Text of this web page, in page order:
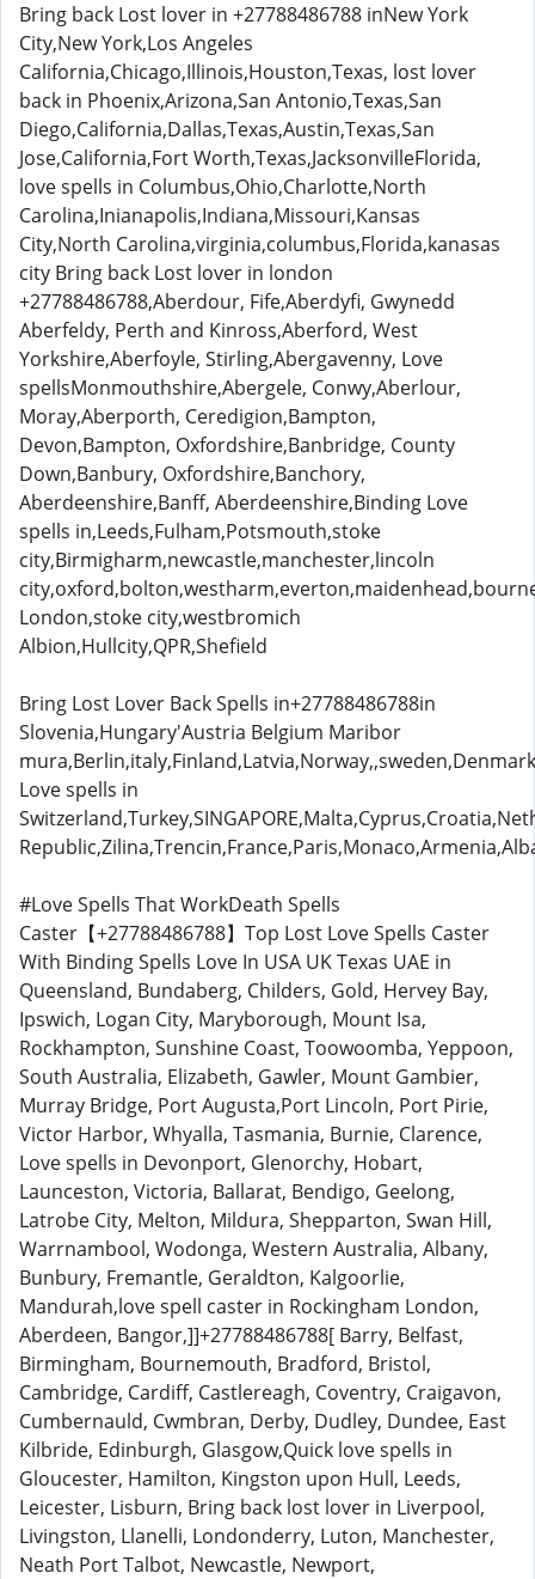
Bring back Lost lover in +27788486788 inNew York
City,New York,Los Angeles
California,Chicago,Illinois,Houston,Texas, lost lover
back in Phoenix,Arizona,San Antonio,Texas,San
Diego,California,Dallas,Texas,Austin,Texas,San
Jose,California,Fort Worth,Texas,JacksonvilleFlorida,
love spells in Columbus,Ohio,Charlotte,North
Carolina,Inianapolis,Indiana,Missouri,Kansas
City,North Carolina,virginia,columbus,Florida,kanasas
city Bring back Lost lover in london
+27788486788,Aberdour, Fife,Aberdyfi, Gwynedd
Aberfeldy, Perth and Kinross,Aberford, West
Yorkshire,Aberfoyle, Stirling,Abergavenny, Love
spellsMonmouthshire,Abergele, Conwy,Aberlour,
Moray,Aberporth, Ceredigion,Bampton,
Devon,Bampton, Oxfordshire,Banbridge, County
Down,Banbury, Oxfordshire,Banchory,
Aberdeenshire,Banff, Aberdeenshire,Binding Love
spells in,Leeds,Fulham,Potsmouth,stoke
city,Birmigharm,newcastle,manchester,lincoln
London,stoke city,westbromich
Albion,Hullcity,QPR,Shefield
Bring Lost Lover Back Spells in+27788486788in
Slovenia,Hungary'Austria Belgium Maribor
Love spells in
#Love Spells That WorkDeath Spells
Caster【+27788486788】Top Lost Love Spells Caster
With Binding Spells Love In USA UK Texas UAE in
Queensland, Bundaberg, Childers, Gold, Hervey Bay,
Ipswich, Logan City, Maryborough, Mount Isa,
Rockhampton, Sunshine Coast, Toowoomba, Yeppoon,
South Australia, Elizabeth, Gawler, Mount Gambier,
Murray Bridge, Port Augusta,Port Lincoln, Port Pirie,
Victor Harbor, Whyalla, Tasmania, Burnie, Clarence,
Love spells in Devonport, Glenorchy, Hobart,
Launceston, Victoria, Ballarat, Bendigo, Geelong,
Latrobe City, Melton, Mildura, Shepparton, Swan Hill,
Warrnambool, Wodonga, Western Australia, Albany,
Bunbury, Fremantle, Geraldton, Kalgoorlie,
Mandurah,love spell caster in Rockingham London,
Aberdeen, Bangor,]]+27788486788[ Barry, Belfast,
Birmingham, Bournemouth, Bradford, Bristol,
Cambridge, Cardiff, Castlereagh, Coventry, Craigavon,
Cumbernauld, Cwmbran, Derby, Dudley, Dundee, East
Kilbride, Edinburgh, Glasgow,Quick love spells in
Gloucester, Hamilton, Kingston upon Hull, Leeds,
Leicester, Lisburn, Bring back lost lover in Liverpool,
Livingston, Llanelli, Londonderry, Luton, Manchester,
Neath Port Talbot, Newcastle, Newport,